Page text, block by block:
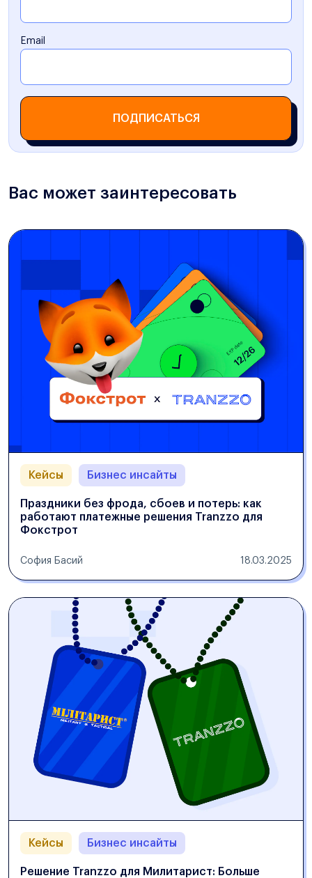
Email
ПОДПИСАТЬСЯ
Вас может заинтересовать
Кейсы Бизнес инсайты
Праздники без фрода, сбоев и потерь: как
работают платежные решения Tranzzo для
Фокстрот
София Басий 18.03.2025
Кейсы Бизнес инсайты
Решение Tranzzo для Милитарист: Больше